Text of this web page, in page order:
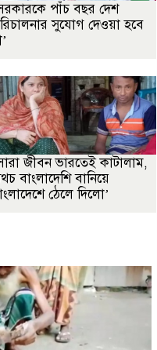
পাঁচ বছর দেশ
সুযোগ দেওয়া হবে
জীবন ভারতেই কাটালাম,
বাংলাদেশি বানিয়ে
ঠেলে দিলো’